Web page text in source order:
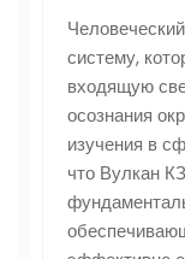
систему,
входящую
осознания
изучения в
что Вулкан КЗ